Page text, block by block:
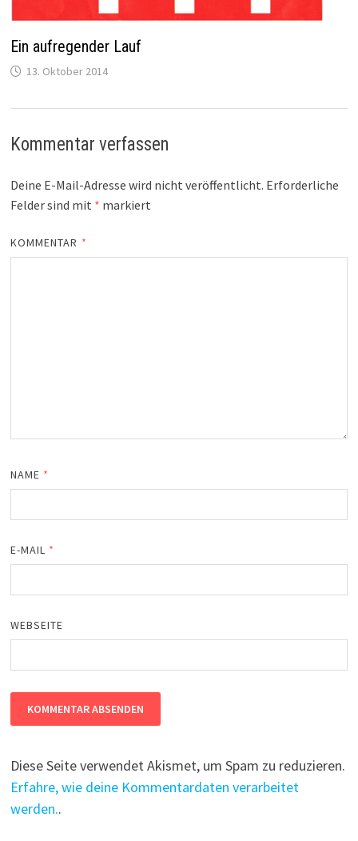
Ein aufregender Lauf
13. Oktober 2014
Kommentar verfassen
Deine E-Mail-Adresse wird nicht veröffentlicht. Erforderliche
Felder sind mit * markiert
KOMMENTAR *
NAME *
E-MAIL *
WEBSEITE
Diese Seite verwendet Akismet, um Spam zu reduzieren.
Erfahre, wie deine Kommentardaten verarbeitet
werden..